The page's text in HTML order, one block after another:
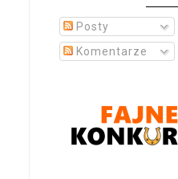
Posty
Komentarze